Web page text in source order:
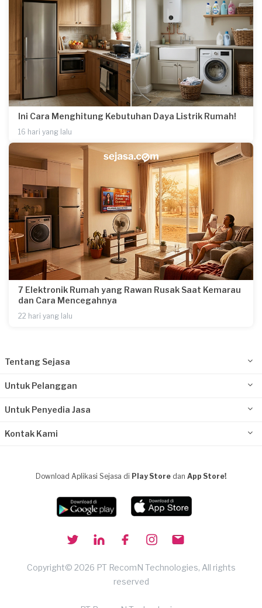
Ini Cara Menghitung Kebutuhan Daya Listrik Rumah!
16 hari yang lalu
7 Elektronik Rumah yang Rawan Rusak Saat Kemarau
dan Cara Mencegahnya
22 hari yang lalu
Tentang Sejasa
Untuk Pelanggan
Untuk Penyedia Jasa
Kontak Kami
Download Aplikasi Sejasa di Play Store dan App Store!
Copyright© 2026 PT RecomN Technologies, All rights
reserved